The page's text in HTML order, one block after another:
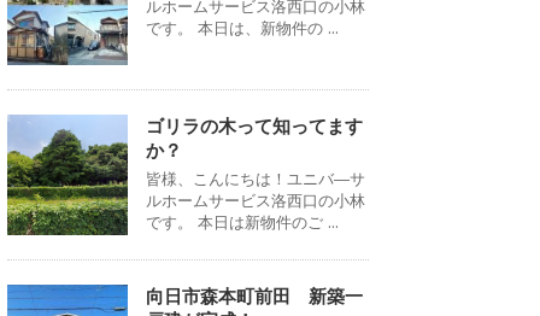
ルホームサービス洛西口の小林
です。 本日は、新物件の ...
ゴリラの木って知ってます
か？
皆様、こんにちは！ユニバ―サ
ルホームサービス洛西口の小林
です。 本日は新物件のご ...
向日市森本町前田 新築一